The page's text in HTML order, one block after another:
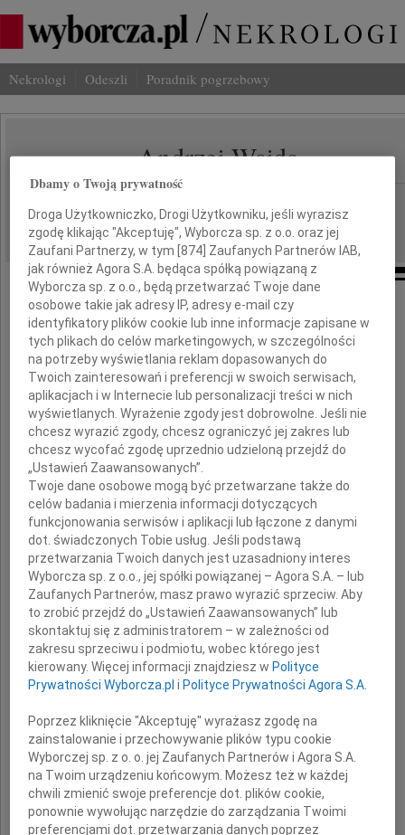
Nekrologi Odeszli Poradnik pogrzebowy
IMIĘ I NAZWISKO: Andrzej Wajda
DATA EMISJI: 12.10.2016
Z głębokim smutkiem i żalem żegnamy
Andrzeja Wajdę
wspaniałego Człowieka i wybitnego reżysera
Rodzinie i Najbliższym
składamy
wyrazy szczerego współczucia
Stowarzyszenie Willa Decjusza
Dbamy o Twoją prywatność
Droga Użytkowniczko, Drogi Użytkowniku, jeśli wyrazisz
zgodę klikając "Akceptuję", Wyborcza sp. z o.o. oraz jej
Zaufani Partnerzy, w tym [874] Zaufanych Partnerów IAB,
jak również Agora S.A. będąca spółką powiązaną z
Wyborcza sp. z o.o., będą przetwarzać Twoje dane
osobowe takie jak adresy IP, adresy e-mail czy
identyfikatory plików cookie lub inne informacje zapisane w
tych plikach do celów marketingowych, w szczególności
na potrzeby wyświetlania reklam dopasowanych do
Twoich zainteresowań i preferencji w swoich serwisach,
aplikacjach i w Internecie lub personalizacji treści w nich
wyświetlanych. Wyrażenie zgody jest dobrowolne. Jeśli nie
chcesz wyrazić zgody, chcesz ograniczyć jej zakres lub
chcesz wycofać zgodę uprzednio udzieloną przejdź do
„Ustawień Zaawansowanych”.
Twoje dane osobowe mogą być przetwarzane także do
celów badania i mierzenia informacji dotyczących
funkcjonowania serwisów i aplikacji lub łączone z danymi
dot. świadczonych Tobie usług. Jeśli podstawą
przetwarzania Twoich danych jest uzasadniony interes
Wyborcza sp. z o.o., jej spółki powiązanej – Agora S.A. – lub
Zaufanych Partnerów, masz prawo wyrazić sprzeciw. Aby
to zrobić przejdź do „Ustawień Zaawansowanych” lub
skontaktuj się z administratorem – w zależności od
zakresu sprzeciwu i podmiotu, wobec którego jest
kierowany. Więcej informacji znajdziesz wPolityce
Prywatności Wyborcza.pl iPolityce Prywatności Agora S.A.
Poprzez kliknięcie "Akceptuję" wyrażasz zgodę na
zainstalowanie i przechowywanie plików typu cookie
Wyborczej sp. z o. o. jej Zaufanych Partnerów i Agora S.A.
na Twoim urządzeniu końcowym. Możesz też w każdej
chwili zmienić swoje preferencje dot. plików cookie,
ponownie wywołując narzędzie do zarządzania Twoimi
preferencjami dot. przetwarzania danych poprzez